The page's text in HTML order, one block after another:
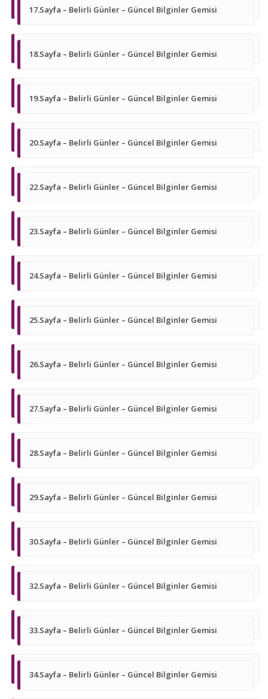
17.Sayfa – Belirli Günler – Güncel Bilginler Gemisi
18.Sayfa – Belirli Günler – Güncel Bilginler Gemisi
19.Sayfa – Belirli Günler – Güncel Bilginler Gemisi
20.Sayfa – Belirli Günler – Güncel Bilginler Gemisi
22.Sayfa – Belirli Günler – Güncel Bilginler Gemisi
23.Sayfa – Belirli Günler – Güncel Bilginler Gemisi
24.Sayfa – Belirli Günler – Güncel Bilginler Gemisi
25.Sayfa – Belirli Günler – Güncel Bilginler Gemisi
26.Sayfa – Belirli Günler – Güncel Bilginler Gemisi
27.Sayfa – Belirli Günler – Güncel Bilginler Gemisi
28.Sayfa – Belirli Günler – Güncel Bilginler Gemisi
29.Sayfa – Belirli Günler – Güncel Bilginler Gemisi
30.Sayfa – Belirli Günler – Güncel Bilginler Gemisi
32.Sayfa – Belirli Günler – Güncel Bilginler Gemisi
33.Sayfa – Belirli Günler – Güncel Bilginler Gemisi
34.Sayfa – Belirli Günler – Güncel Bilginler Gemisi